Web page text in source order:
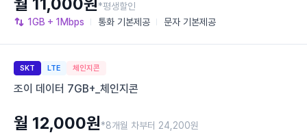
1GB + 1Mbps 통화 기본제공 문자 기본제공
*평생할인
SKT LTE 체인지콘
조이 데이터 7GB+_체인지콘
월 12,000원*8개월 차부터 24,200원